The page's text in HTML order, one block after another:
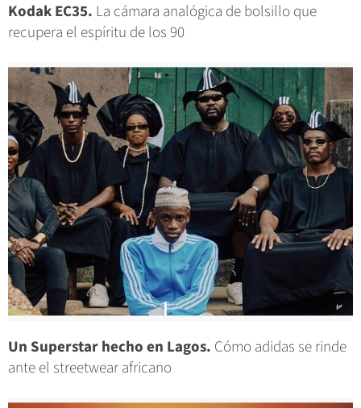
Kodak EC35. La cámara analógica de bolsillo que
recupera el espíritu de los 90
Un Superstar hecho en Lagos. Cómo adidas se rinde
ante el streetwear africano